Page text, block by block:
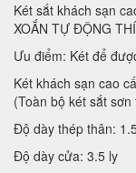
Két sắt khách sạn
XOẮN TỰ ĐỘNG
Ưu điểm: Két để
Két khách sạn cao
(Toàn bộ két sắt
Độ dày thép thân:
Độ dày cửa: 3.5 ly